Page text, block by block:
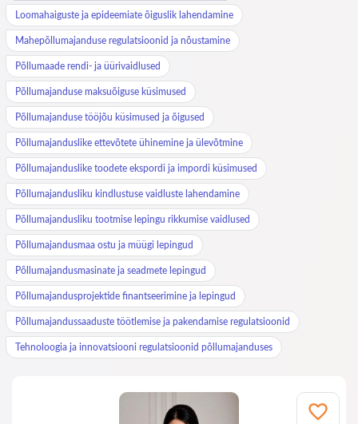
Loomahaiguste ja epideemiate õiguslik lahendamine
Mahepõllumajanduse regulatsioonid ja nõustamine
Põllumaade rendi- ja üürivaidlused
Põllumajanduse maksuõiguse küsimused
Põllumajanduse tööjõu küsimused ja õigused
Põllumajanduslike ettevõtete ühinemine ja ülevõtmine
Põllumajanduslike toodete ekspordi ja impordi küsimused
Põllumajandusliku kindlustuse vaidluste lahendamine
Põllumajandusliku tootmise lepingu rikkumise vaidlused
Põllumajandusmaa ostu ja müügi lepingud
Põllumajandusmasinate ja seadmete lepingud
Põllumajandusprojektide finantseerimine ja lepingud
Põllumajandussaaduste töötlemise ja pakendamise regulatsioonid
Tehnoloogia ja innovatsiooni regulatsioonid põllumajanduses